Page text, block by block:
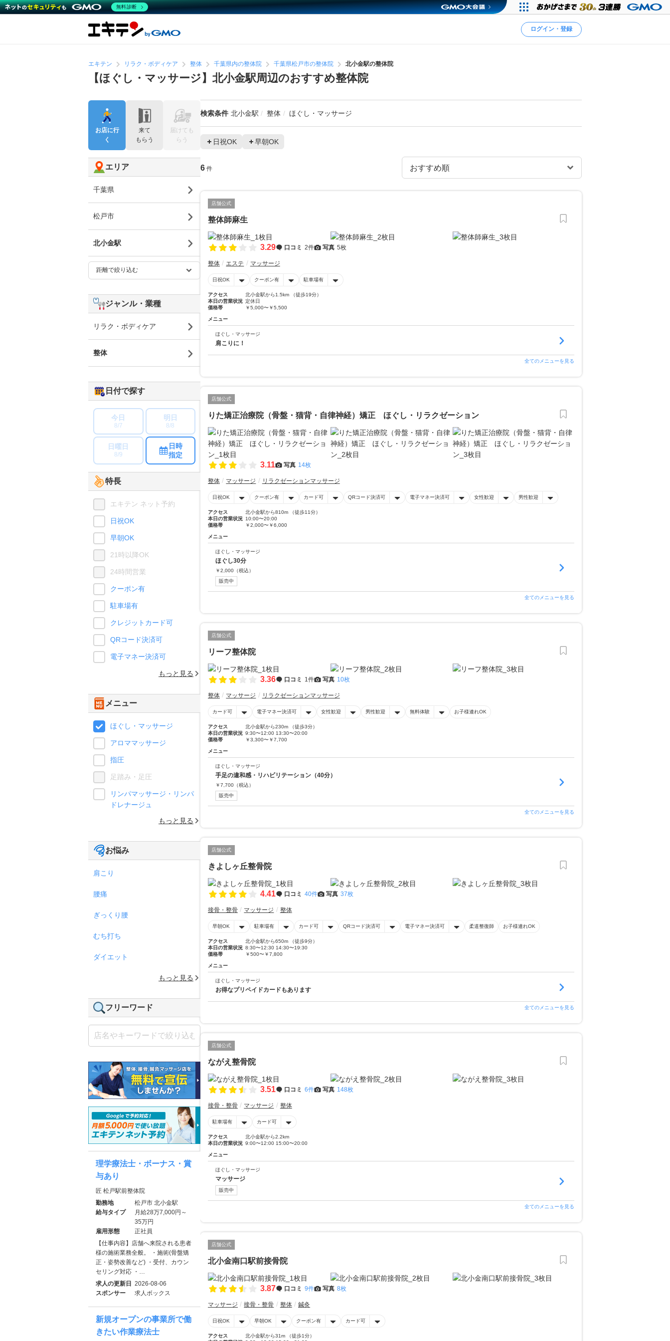
ログイン・登録
エキテン リラク・ボディケア 整体 千葉県内の整体院 千葉県松戸市の整体院 北小金駅の整体院
【ほぐし・マッサージ】北小金駅周辺のおすすめ整体院
検索条件 北小金駅 整体 ほぐし・マッサージ
日祝OK 早朝OK
6 件
店舗公式
整体師麻生
3.29 口コミ 2件 写真 5枚
整体 エステ マッサージ
日祝OK クーポン有 駐車場有
アクセス
北小金駅から1.5km （徒歩19分）
本日の営業状況 定休日
価格帯
￥5,000〜￥5,500
メニュー
ほぐし・マッサージ
肩こりに！
全てのメニューを見る
店舗公式
りた矯正治療院（骨盤・猫背・自律神経）矯正 ほぐし・リラクゼーション
3.11 写真 14枚
整体 マッサージ リラクゼーションマッサージ
日祝OK クーポン有 カード可 QRコード決済可 電子マネー決済可 女性歓迎 男性歓迎
アクセス
北小金駅から810m （徒歩11分）
本日の営業状況 10:00〜20:00
価格帯
￥2,000〜￥6,000
メニュー
ほぐし・マッサージ
ほぐし30分
￥2,000 （税込）
販売中
全てのメニューを見る
店舗公式
リーフ整体院
3.36 口コミ 1件 写真 10枚
整体 マッサージ リラクゼーションマッサージ
カード可 電子マネー決済可 女性歓迎 男性歓迎 無料体験 お子様連れOK
アクセス
北小金駅から230m （徒歩3分）
本日の営業状況 9:30〜12:00 13:30〜20:00
価格帯
￥3,300〜￥7,700
メニュー
ほぐし・マッサージ
手足の違和感・リハビリテーション（40分）
￥7,700 （税込）
販売中
全てのメニューを見る
店舗公式
きよしヶ丘整骨院
4.41 口コミ 40件 写真 37枚
接骨・整骨 マッサージ 整体
早朝OK 駐車場有 カード可 QRコード決済可 電子マネー決済可 柔道整復師 お子様連れOK
アクセス
北小金駅から650m （徒歩9分）
本日の営業状況 8:30〜12:30 14:30〜19:30
価格帯
￥500〜￥7,800
メニュー
ほぐし・マッサージ
お得なプリペイドカードもあります
全てのメニューを見る
店舗公式
ながえ整骨院
3.51 口コミ 6件 写真 148枚
接骨・整骨 マッサージ 整体
駐車場有 カード可
アクセス
北小金駅から2.2km
本日の営業状況 9:00〜12:00 15:00〜20:00
メニュー
ほぐし・マッサージ
マッサージ
販売中
全てのメニューを見る
店舗公式
北小金南口駅前接骨院
3.87 口コミ 9件 写真 8枚
マッサージ 接骨・整骨 整体 鍼灸
日祝OK 早朝OK クーポン有 カード可
アクセス
北小金駅から31m （徒歩1分）
お店に行
く
来て
もらう
届けても
らう
エリア
千葉県
松戸市
北小金駅
ジャンル・業種
リラク・ボディケア
整体
日付で探す
今日
8/7
明日
8/8
日曜日
8/9
日時
指定
特長
エキテン ネット予約
日祝OK
早朝OK
21時以降OK
24時間営業
クーポン有
駐車場有
クレジットカード可
QRコード決済可
電子マネー決済可
もっと見る
メニュー
ほぐし・マッサージ
アロママッサージ
指圧
足踏み・足圧
リンパマッサージ・リンパ
ドレナージュ
もっと見る
お悩み
肩こり
腰痛
ぎっくり腰
むち打ち
ダイエット
もっと見る
フリーワード
理学療法士・ボーナス・賞
与あり
匠 松戸駅前整体院
勤務地
松戸市 北小金駅
給与タイプ
月給28万7,000円～
35万円
雇用形態
正社員
【仕事内容】店舗へ来院される患者
様の施術業務全般。 ・施術(骨盤矯
正・姿勢改善など) ・受付、カウン
セリング対応 ・…
求人の更新日 2026-08-06
スポンサー
求人ボックス
新規オープンの事業所で働
きたい作業療法士
無料診断